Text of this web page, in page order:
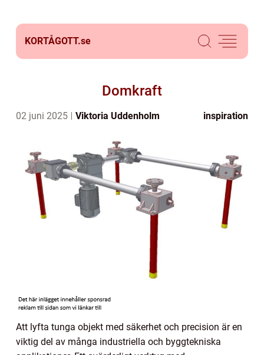
KORTÅGOTT.se
Domkraft
02 juni 2025 Viktoria Uddenholm inspiration
Att lyfta tunga objekt med säkerhet och precision är en
viktig del av många industriella och byggtekniska